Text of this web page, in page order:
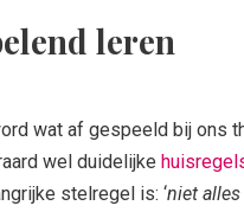
leren
wat af gespeeld bij ons
wel duidelijke
stelregel is: ‘niet